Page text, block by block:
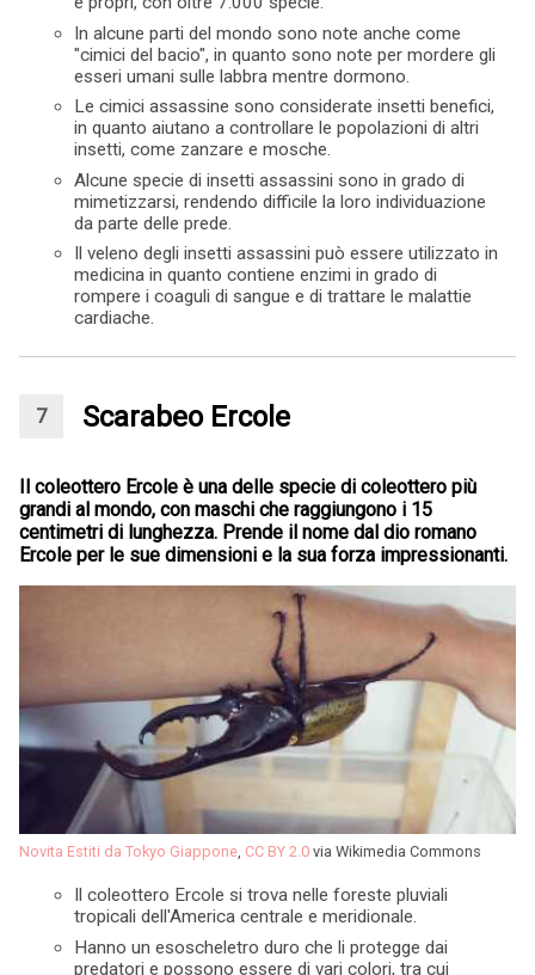
In alcune parti del mondo sono note anche come
"cimici del bacio", in quanto sono note per mordere gli
esseri umani sulle labbra mentre dormono.
Le cimici assassine sono considerate insetti benefici,
in quanto aiutano a controllare le popolazioni di altri
insetti, come zanzare e mosche.
Alcune specie di insetti assassini sono in grado di
mimetizzarsi, rendendo difficile la loro individuazione
da parte delle prede.
Il veleno degli insetti assassini può essere utilizzato in
medicina in quanto contiene enzimi in grado di
rompere i coaguli di sangue e di trattare le malattie
cardiache.
Scarabeo Ercole
Il coleottero Ercole è una delle specie di coleottero più
grandi al mondo, con maschi che raggiungono i 15
centimetri di lunghezza. Prende il nome dal dio romano
Ercole per le sue dimensioni e la sua forza impressionanti.
Novita Estiti da Tokyo Giappone, CC BY 2.0 via Wikimedia Commons
Il coleottero Ercole si trova nelle foreste pluviali
tropicali dell'America centrale e meridionale.
Hanno un esoscheletro duro che li protegge dai
predatori e possono essere di vari colori, tra cui